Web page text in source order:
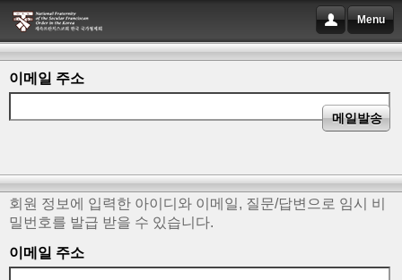
Menu
이메일 주소
회원 정보에 입력한 아이디와 이메일, 질문/답변으로 임시 비
밀번호를 발급 받을 수 있습니다.
이메일 주소